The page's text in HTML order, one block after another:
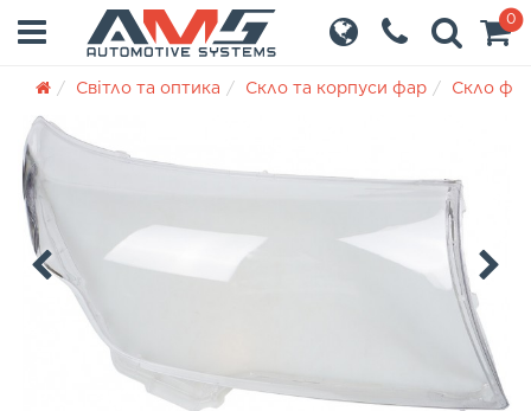
0
Світло та оптика Скло та корпуси фар Скло